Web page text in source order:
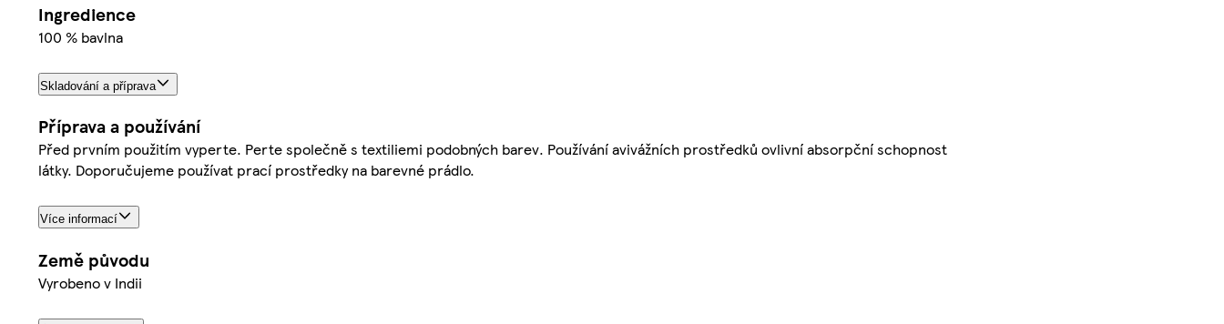
Ingredience
100 % bavlna
Skladování a příprava
Příprava a používání
Před prvním použitím vyperte. Perte společně s textiliemi podobných barev. Používání avivážních prostředků ovlivní absorpční schopnost
látky. Doporučujeme používat prací prostředky na barevné prádlo.
Více informací
Země původu
Vyrobeno v Indii